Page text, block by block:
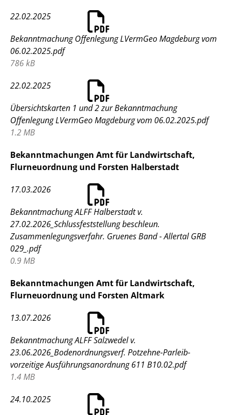
22.02.2025
Bekanntmachung Offenlegung LVermGeo Magdeburg vom
06.02.2025.pdf
786 kB
22.02.2025
Übersichtskarten 1 und 2 zur Bekanntmachung
Offenlegung LVermGeo Magdeburg vom 06.02.2025.pdf
1.2 MB
Bekanntmachungen Amt für Landwirtschaft,
Flurneuordnung und Forsten Halberstadt
17.03.2026
Bekanntmachung ALFF Halberstadt v.
27.02.2026_Schlussfeststellung beschleun.
Zusammenlegungsverfahr. Gruenes Band - Allertal GRB
029_.pdf
0.9 MB
Bekanntmachungen Amt für Landwirtschaft,
Flurneuordnung und Forsten Altmark
13.07.2026
Bekanntmachung ALFF Salzwedel v.
23.06.2026_Bodenordnungsverf. Potzehne-Parleib-
vorzeitige Ausführungsanordnung 611 B10.02.pdf
1.4 MB
24.10.2025